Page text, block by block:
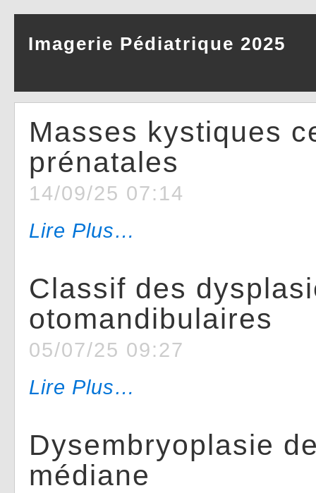
Imagerie Pédiatrique 2025
Masses kystiques
prénatales
14/09/25 07:14
Lire Plus…
Classif des
otomandibulaires
05/07/25 09:27
Lire Plus…
Dysembryoplasie
médiane